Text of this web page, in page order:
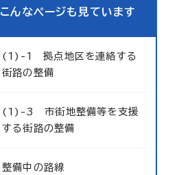
こんなページも見ています
(1)-1 拠点地区を連絡する
街路の整備
(1)-3 市街地整備等を支援
する街路の整備
整備中の路線